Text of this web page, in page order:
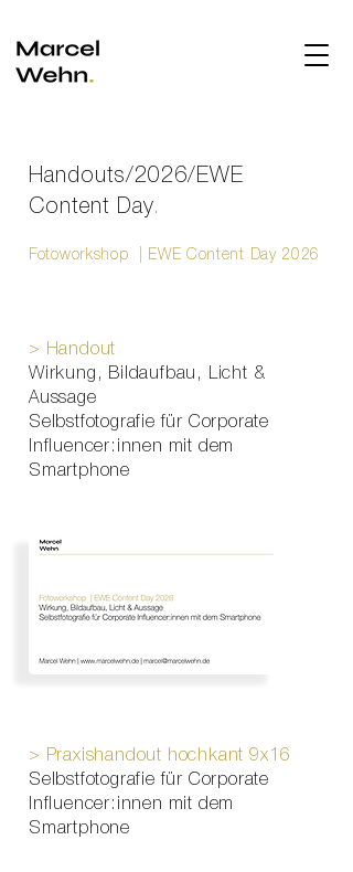
Handouts/2026/EWE
Content Day.
Fotoworkshop | EWE Content Day 2026
​> Handout
Wirkung, Bildaufbau, Licht &
Aussage
Selbstfotografie für Corporate
Influencer:innen mit dem
Smartphone
​> Praxishandout hochkant 9x16
Selbstfotografie für Corporate
Influencer:innen mit dem
Smartphone